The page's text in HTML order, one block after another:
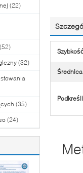
(22)
(52)
(32)
(35)
(24)